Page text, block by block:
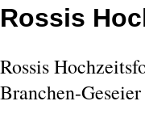
Rossis
Rossis
Branchen-